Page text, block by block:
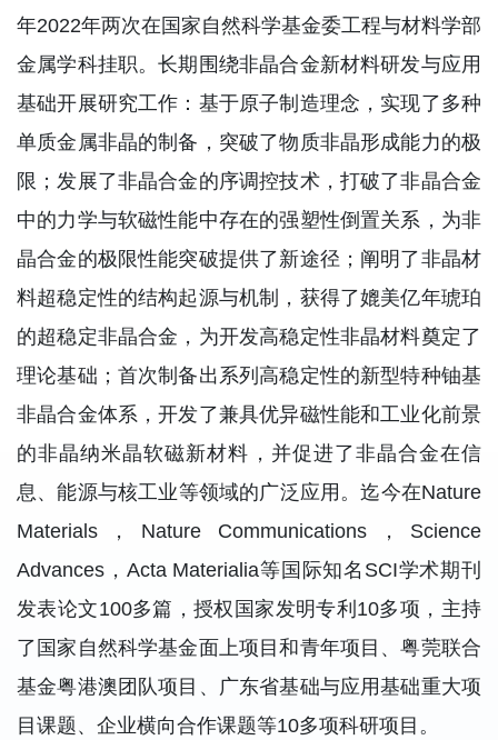
年2022年两次在国家自然科学基金委工程与材料学部
金属学科挂职。长期围绕非晶合金新材料研发与应用
基础开展研究工作：基于原子制造理念，实现了多种
单质金属非晶的制备，突破了物质非晶形成能力的极
限；发展了非晶合金的序调控技术，打破了非晶合金
中的力学与软磁性能中存在的强塑性倒置关系，为非
晶合金的极限性能突破提供了新途径；阐明了非晶材
料超稳定性的结构起源与机制，获得了媲美亿年琥珀
的超稳定非晶合金，为开发高稳定性非晶材料奠定了
理论基础；首次制备出系列高稳定性的新型特种铀基
非晶合金体系，开发了兼具优异磁性能和工业化前景
的非晶纳米晶软磁新材料，并促进了非晶合金在信
息、能源与核工业等领域的广泛应用。迄今在Nature
Materials，Nature Communications，Science
Advances，Acta Materialia等国际知名SCI学术期刊
发表论文100多篇，授权国家发明专利10多项，主持
了国家自然科学基金面上项目和青年项目、粤莞联合
基金粤港澳团队项目、广东省基础与应用基础重大项
目课题、企业横向合作课题等10多项科研项目。